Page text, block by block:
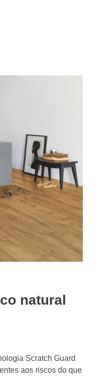
natural
Scratch Guard
aos riscos do que